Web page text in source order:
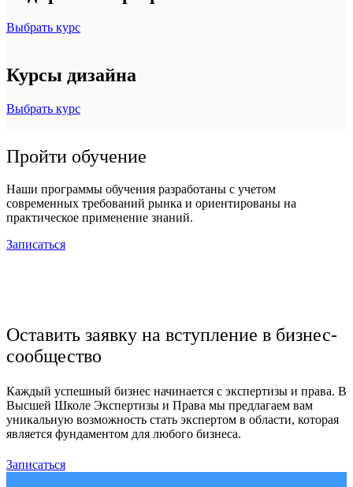
Выбрать курс
Курсы дизайна
Выбрать курс
Пройти обучение
Наши программы обучения разработаны с учетом
современных требований рынка и ориентированы на
практическое применение знаний.
Записаться
Оставить заявку на вступление в бизнес-
сообщество
Каждый успешный бизнес начинается с экспертизы и права. В
Высшей Школе Экспертизы и Права мы предлагаем вам
уникальную возможность стать экспертом в области, которая
является фундаментом для любого бизнеса.
Записаться